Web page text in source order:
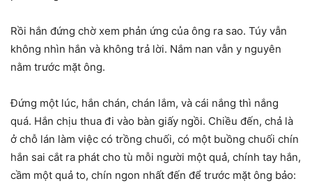
Rồi hắn đứng chờ xem phản ứng của ông ra sao. Túy vẫn
không nhìn hắn và không trả lời. Nắm nan vẫn y nguyên
nằm trước mặt ông.
Ðứng một lúc, hắn chán, chán lắm, và cái nắng thì nắng
quá. Hắn chịu thua đi vào bàn giấy ngồi. Chiều đến, chả là
ở chỗ lán làm việc có trồng chuối, có một buồng chuối chín
hắn sai cắt ra phát cho tù mỗi người một quả, chính tay hắn,
cầm một quả to, chín ngon nhất đến để trước mặt ông bảo: